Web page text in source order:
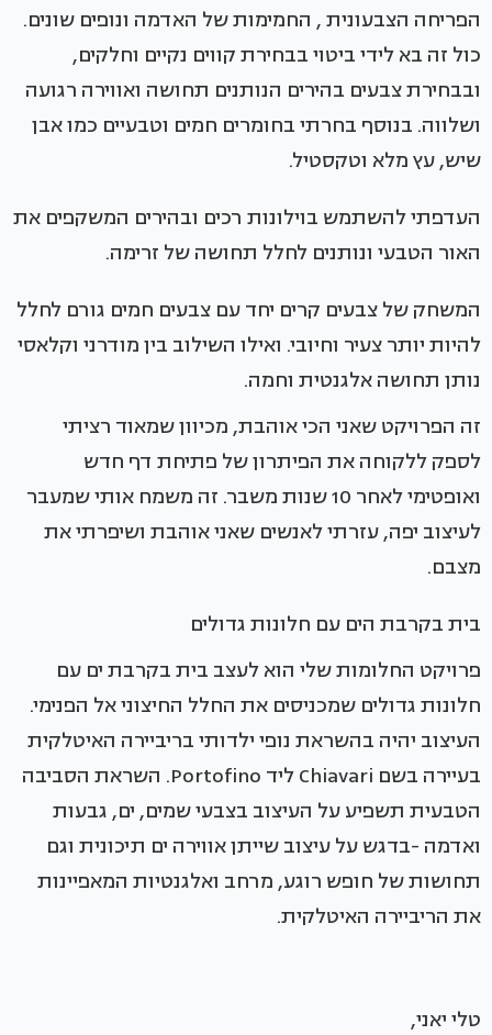
הפריחה הצבעונית , החמימות של האדמה ונופים שונים.
כול זה בא לידי ביטוי בבחירת קווים נקיים וחלקים,
ובבחירת צבעים בהירים הנותנים תחושה ואווירה רגועה
ושלווה. בנוסף בחרתי בחומרים חמים וטבעיים כמו אבן
שיש, עץ מלא וטקסטיל.
העדפתי להשתמש בוילונות רכים ובהירים המשקפים את
האור הטבעי ונותנים לחלל תחושה של זרימה.
המשחק של צבעים קרים יחד עם צבעים חמים גורם לחלל
להיות יותר צעיר וחיובי. ואילו השילוב בין מודרני וקלאסי
נותן תחושה אלגנטית וחמה.
זה הפרויקט שאני הכי אוהבת, מכיוון שמאוד רציתי
לספק ללקוחה את הפיתרון של פתיחת דף חדש
ואופטימי לאחר 10 שנות משבר. זה משמח אותי שמעבר
לעיצוב יפה, עזרתי לאנשים שאני אוהבת ושיפרתי את
מצבם.
בית בקרבת הים עם חלונות גדולים
פרויקט החלומות שלי הוא לעצב בית בקרבת ים עם
חלונות גדולים שמכניסים את החלל החיצוני אל הפנימי.
העיצוב יהיה בהשראת נופי ילדותי בריביירה האיטלקית
בעיירה בשם Chiavari ליד Portofino. השראת הסביבה
הטבעית תשפיע על העיצוב בצבעי שמים, ים, גבעות
ואדמה -בדגש על עיצוב שייתן אווירה ים תיכונית וגם
תחושות של חופש רוגע, מרחב ואלגנטיות המאפיינות
את הריביירה האיטלקית.
טלי יאני,